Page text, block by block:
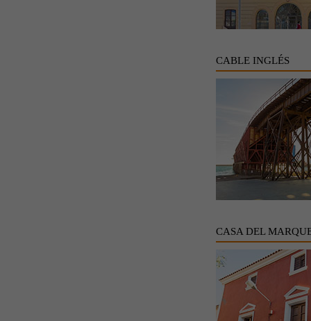
CABLE INGLÉS
CASA DEL